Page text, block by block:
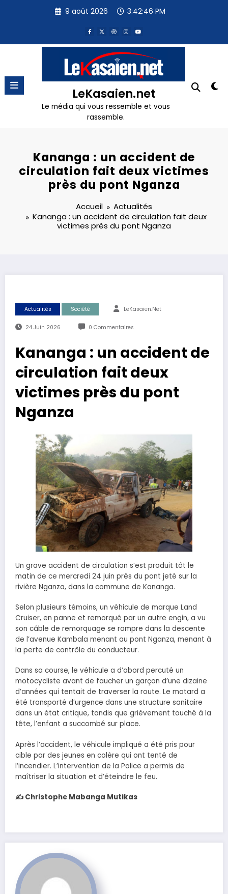
9 août 2026 3:42:47 PM
LeKasaien.net
Le média qui vous ressemble et vous
rassemble.
Kananga : un accident de
circulation fait deux victimes
près du pont Nganza
Accueil
Actualités
Kananga : un accident de circulation fait deux
victimes près du pont Nganza
Actualités Société LeKasaien.net
24 Juin 2026 0 Commentaires
Kananga : un accident de
circulation fait deux
victimes près du pont
Nganza
Un grave accident de circulation s’est produit tôt le
matin de ce mercredi 24 juin près du pont jeté sur la
rivière Nganza, dans la commune de Kananga.
Selon plusieurs témoins, un véhicule de marque Land
Cruiser, en panne et remorqué par un autre engin, a vu
son câble de remorquage se rompre dans la descente
de l’avenue Kambala menant au pont Nganza, menant à
la perte de contrôle du conducteur.
Dans sa course, le véhicule a d’abord percuté un
motocycliste avant de faucher un garçon d’une dizaine
d’années qui tentait de traverser la route. Le motard a
été transporté d’urgence dans une structure sanitaire
dans un état critique, tandis que grièvement touché à la
tête, l’enfant a succombé sur place.
Après l’accident, le véhicule impliqué a été pris pour
cible par des jeunes en colère qui ont tenté de
l’incendier. L’intervention de la Police a permis de
maîtriser la situation et d’éteindre le feu.
✍️ Christophe Mabanga Mutikas